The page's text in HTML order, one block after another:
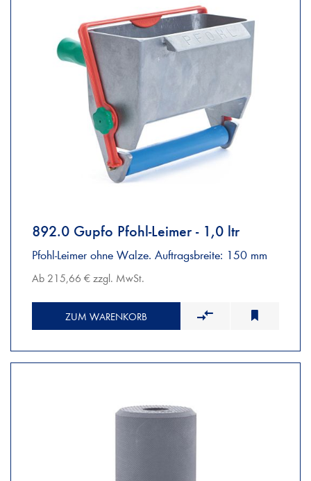
892.0 Gupfo Pfohl-Leimer - 1,0 ltr
Pfohl-Leimer ohne Walze. Auftragsbreite: 150 mm
Ab 215,66 € zzgl. MwSt.
ZUM WARENKORB